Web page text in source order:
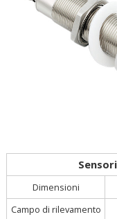
Dimensioni
Campo di rilevamento